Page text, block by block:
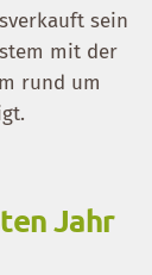
sein
mit der
rund um
Jahr